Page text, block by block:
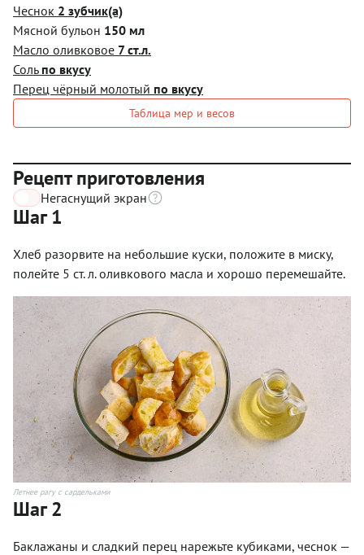
Чеснок 2 зубчик(а)
Мясной бульон 150 мл
Масло оливковое 7 ст.л.
Соль по вкусу
Перец чёрный молотый по вкусу
Таблица мер и весов
Рецепт приготовления
Негаснущий экран
Шаг 1
Хлеб разорвите на небольшие куски, положите в миску,
полейте 5 ст. л. оливкового масла и хорошо перемешайте.
Летнее рагу с сардельками
Шаг 2
Баклажаны и сладкий перец нарежьте кубиками, чеснок —